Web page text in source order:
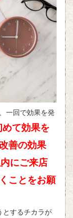
一回で効果を発
めて効果を
善の効果
にご来店
ことをお願
とするチカラが